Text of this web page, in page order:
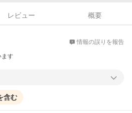
レビュー
概要
情報の誤りを報告
ます
含む